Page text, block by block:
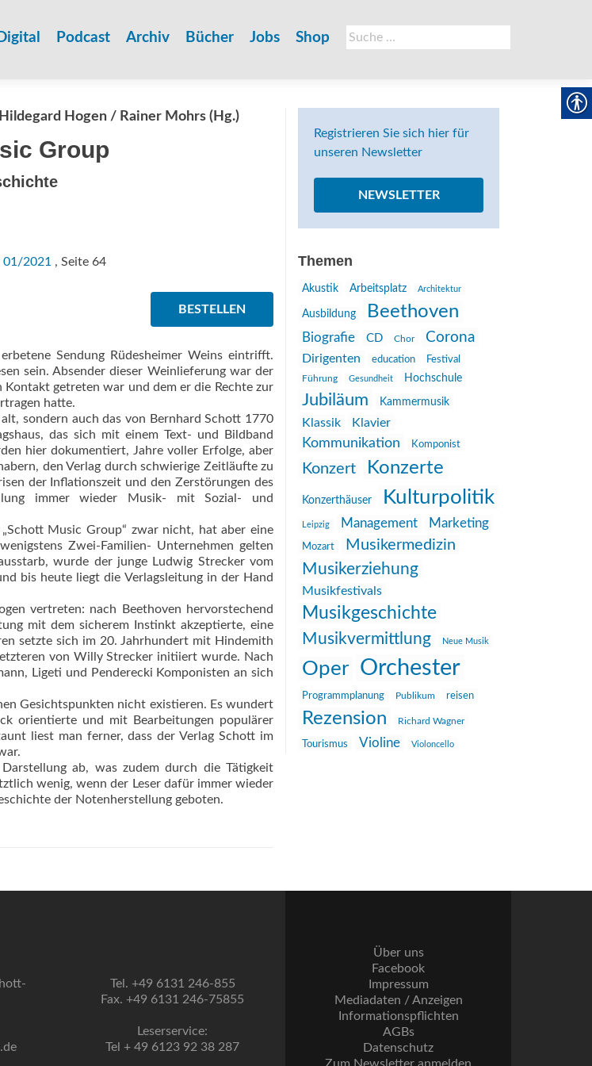
Suche
nach:
Digital Podcast Archiv Bücher Jobs Shop
Hogen / Rainer Mohrs (Hg.)
Group
01/2021 , Seite 64
BESTELLEN
Sendung Rüdesheimer Weins eintrifft.
sein. Absender dieser Weinlieferung war der
getreten war und dem er die Rechte zur
hatte.
sondern auch das von Bernhard Schott 1770
das sich mit einem Text- und Bildband
hier dokumentiert, Jahre voller Erfolge, aber
den Verlag durch schwierige Zeitläufte zu
der Inflationszeit und den Zerstörungen des
immer wieder Musik- mit Sozial- und
Music Group“ zwar nicht, hat aber eine
Zwei-Familien- Unternehmen gelten
wurde der junge Ludwig Strecker vom
bis heute liegt die Verlagsleitung in der Hand
vertreten: nach Beethoven hervorstechend
mit dem sicherem Instinkt akzeptierte, eine
setzte sich im 20. Jahrhundert mit Hindemith
von Willy Strecker initiiert wurde. Nach
Ligeti und Penderecki Komponisten an sich
Gesichtspunkten nicht existieren. Es wundert
orientierte und mit Bearbeitungen populärer
liest man ferner, dass der Verlag Schott im
ab, was zudem durch die Tätigkeit
wenig, wenn der Leser dafür immer wieder
der Notenherstellung geboten.
Registrieren Sie sich hier für
unseren Newsletter
NEWSLETTER
Themen
Akustik Arbeitsplatz Architektur
Ausbildung Beethoven
Biografie CD Chor Corona
Dirigenten education
Festival
Führung
Gesundheit Hochschule
Jubiläum Kammermusik
Klassik Klavier
Kommunikation Komponist
Konzert Konzerte
Konzerthäuser Kulturpolitik
Leipzig Management Marketing
Mozart Musikermedizin
Musikerziehung
Musikfestivals
Musikgeschichte
Musikvermittlung Neue Musik
Oper Orchester
Programmplanung Publikum reisen
Rezension Richard Wagner
Tourismus Violine Violoncello
Tel. +49 6131 246-855
Fax. +49 6131 246-75855
Leserservice:
Tel + 49 6123 92 38 287
Über uns
Facebook
Impressum
Mediadaten / Anzeigen
Informationspflichten
AGBs
Datenschutz